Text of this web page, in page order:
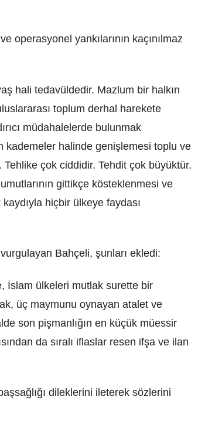
operasyonel yankılarının kaçınılmaz
hali tedavüldedir. Mazlum bir halkın
toplum derhal harekete
müdahalelerde bulunmak
kademeler halinde genişlemesi toplu ve
çok ciddidir. Tehdit çok büyüktür.
gittikçe kösteklenmesi ve
hiçbir ülkeye faydası
Bahçeli, şunları ekledi:
İslam ülkeleri mutlak surette bir
üç maymunu oynayan atalet ve
son pişmanlığın en küçük müessir
da sıralı iflaslar resen ifşa ve ilan
dileklerini ileterek sözlerini